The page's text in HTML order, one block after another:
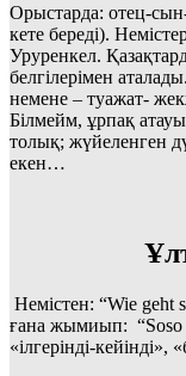
Орыстарда: отец-
кете береді).
Уруренкел.
белгілерімен
немене – туажат-
Білмейм, ұрпақ
толық; жүйеленген
екен…
Немістен: “Wie geht
ғана жымиып: “Soso
«ілгерінді-